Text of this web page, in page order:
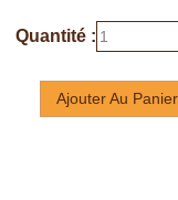
Quantité :
Ajouter Au Panier